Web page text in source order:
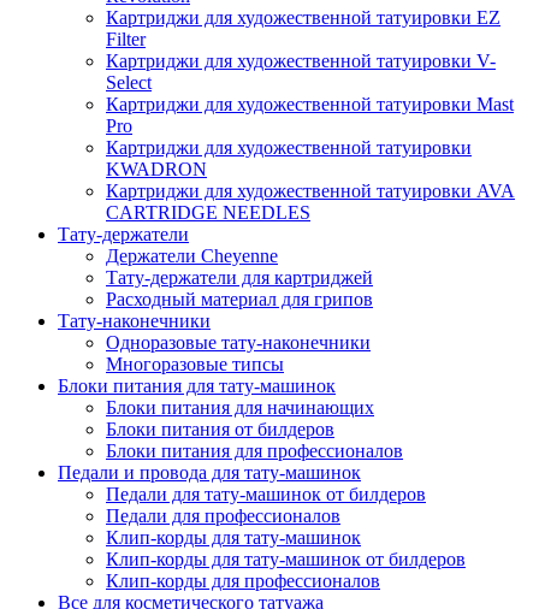
Картриджи для художественной татуировки EZ
Filter
Картриджи для художественной татуировки V-
Select
Картриджи для художественной татуировки Mast
Pro
Картриджи для художественной татуировки
KWADRON
Картриджи для художественной татуировки AVA
CARTRIDGE NEEDLES
Тату-держатели
Держатели Cheyenne
Тату-держатели для картриджей
Расходный материал для грипов
Тату-наконечники
Одноразовые тату-наконечники
Многоразовые типсы
Блоки питания для тату-машинок
Блоки питания для начинающих
Блоки питания от билдеров
Блоки питания для профессионалов
Педали и провода для тату-машинок
Педали для тату-машинок от билдеров
Педали для профессионалов
Клип-корды для тату-машинок
Клип-корды для тату-машинок от билдеров
Клип-корды для профессионалов
Все для косметического татуажа